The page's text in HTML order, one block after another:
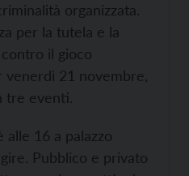
organizzata.
per la tutela e la
il gioco
21 novembre,
tre eventi.
16 a palazzo
Pubblico e privato